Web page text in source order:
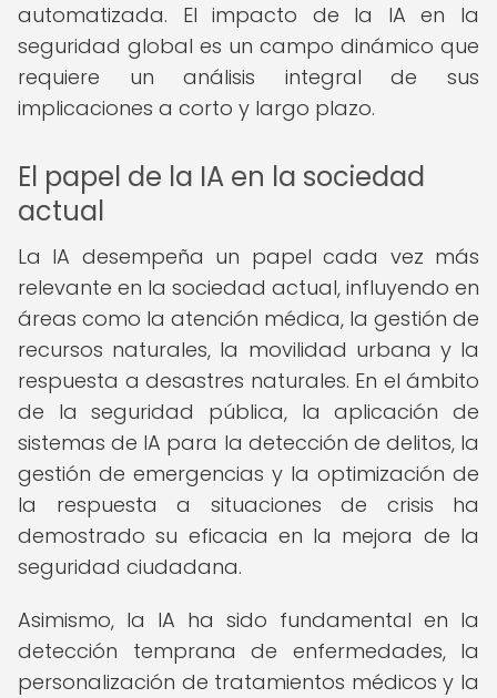
automatizada. El impacto de la IA en la
seguridad global es un campo dinámico que
requiere un análisis integral de sus
implicaciones a corto y largo plazo.
El papel de la IA en la sociedad
actual
La IA desempeña un papel cada vez más
relevante en la sociedad actual, influyendo en
áreas como la atención médica, la gestión de
recursos naturales, la movilidad urbana y la
respuesta a desastres naturales. En el ámbito
de la seguridad pública, la aplicación de
sistemas de IA para la detección de delitos, la
gestión de emergencias y la optimización de
la respuesta a situaciones de crisis ha
demostrado su eficacia en la mejora de la
seguridad ciudadana.
Asimismo, la IA ha sido fundamental en la
detección temprana de enfermedades, la
personalización de tratamientos médicos y la